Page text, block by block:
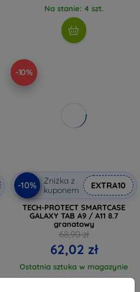
Na stanie: 4 szt.
-10%
-10%
Zniżka z
kuponem
EXTRA10
TECH-PROTECT SMARTCASE
GALAXY TAB A9 / A11 8.7
granatowy
68,90 zł
62,02 zł
Ostatnia sztuka w magazynie